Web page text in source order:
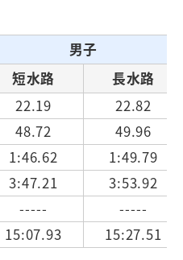
男子
短水路
長水路
22.19
22.82
48.72
49.96
1:46.62
1:49.79
3:47.21
3:53.92
-----
-----
15:07.93 15:27.51